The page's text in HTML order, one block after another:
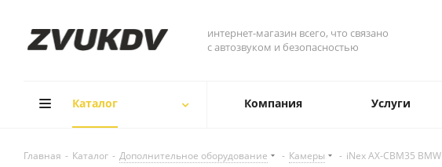
интернет-магазин всего, что связано
с автозвуком и безопасностью
Каталог Компания Услуги
Главная - Каталог - Дополнительное оборудование - Камеры - iNex AX-CBM35 BMW